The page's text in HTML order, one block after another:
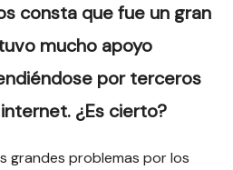
consta que fue un gran
mucho apoyo
por terceros
¿Es cierto?
grandes problemas por los